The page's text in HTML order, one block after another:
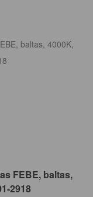
FEBE, baltas,
2918